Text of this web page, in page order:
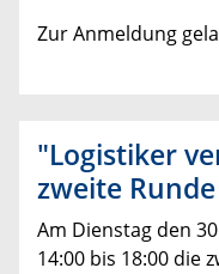
Zur Anmeldung
"Logistiker
zweite Runde
Am Dienstag den
14:00 bis 18:00 die